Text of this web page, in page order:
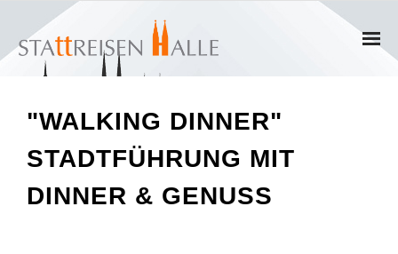
"WALKING DINNER"
STADTFÜHRUNG MIT
DINNER & GENUSS